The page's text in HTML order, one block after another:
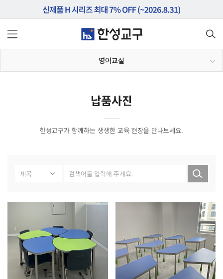
영어교실
납품사진
한성교구가 함께하는 생생한 교육 현장을 만나보세요.